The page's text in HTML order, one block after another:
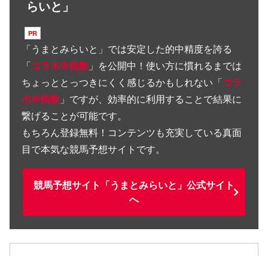
らいと」
「うまとみらいと 」では安定した的中精度を誇る
「コラボ＠指数 」を公開中！使い方に慣れるまでは
ちょっととっつきにくく感じるかもしれない「コラ
ボ＠指数 」ですが、効率的に利用することで結果に
繋げることが可能です。
もちろん登録無料！コンテンツも充実している真面
目で本気な競馬予想サイトです。
競馬予想サイト「うまとみらいと」公式サイト
へ